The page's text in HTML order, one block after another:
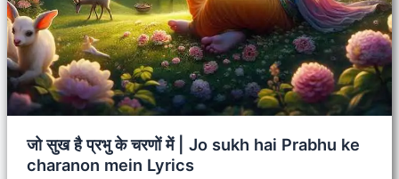
जो सुख है प्रभु के चरणों में | Jo sukh hai Prabhu ke
charanon mein Lyrics